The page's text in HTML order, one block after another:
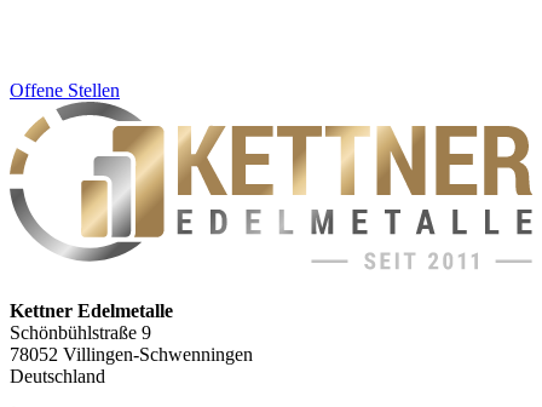
Offene Stellen
Kettner Edelmetalle
Schönbühlstraße 9
78052 Villingen-Schwenningen
Deutschland